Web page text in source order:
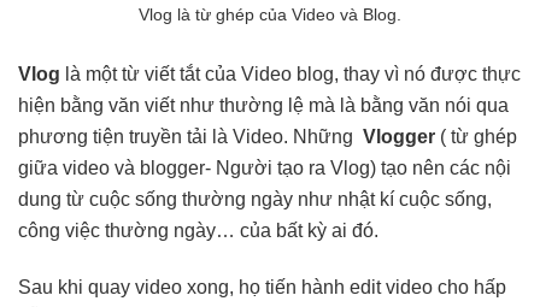
Vlog là từ ghép của Video và Blog.
Vlog là một từ viết tắt của Video blog, thay vì nó được thực
hiện bằng văn viết như thường lệ mà là bằng văn nói qua
phương tiện truyền tải là Video. Những Vlogger ( từ ghép
giữa video và blogger- Người tạo ra Vlog) tạo nên các nội
dung từ cuộc sống thường ngày như nhật kí cuộc sống,
công việc thường ngày… của bất kỳ ai đó.
Sau khi quay video xong, họ tiến hành edit video cho hấp